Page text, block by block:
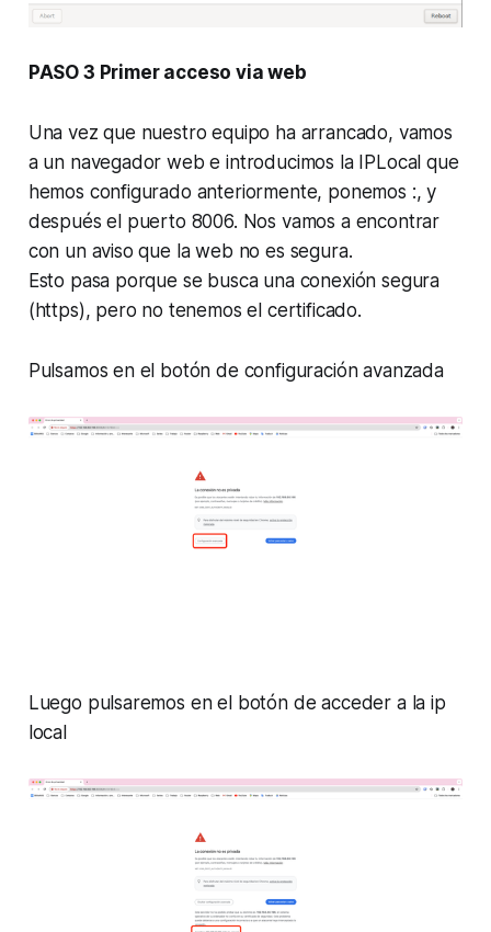
PASO 3 Primer acceso via web
Una vez que nuestro equipo ha arrancado, vamos
a un navegador web e introducimos la IPLocal que
hemos configurado anteriormente, ponemos :, y
después el puerto 8006. Nos vamos a encontrar
con un aviso que la web no es segura.
Esto pasa porque se busca una conexión segura
(https), pero no tenemos el certificado.
Pulsamos en el botón de configuración avanzada
Luego pulsaremos en el botón de acceder a la ip
local